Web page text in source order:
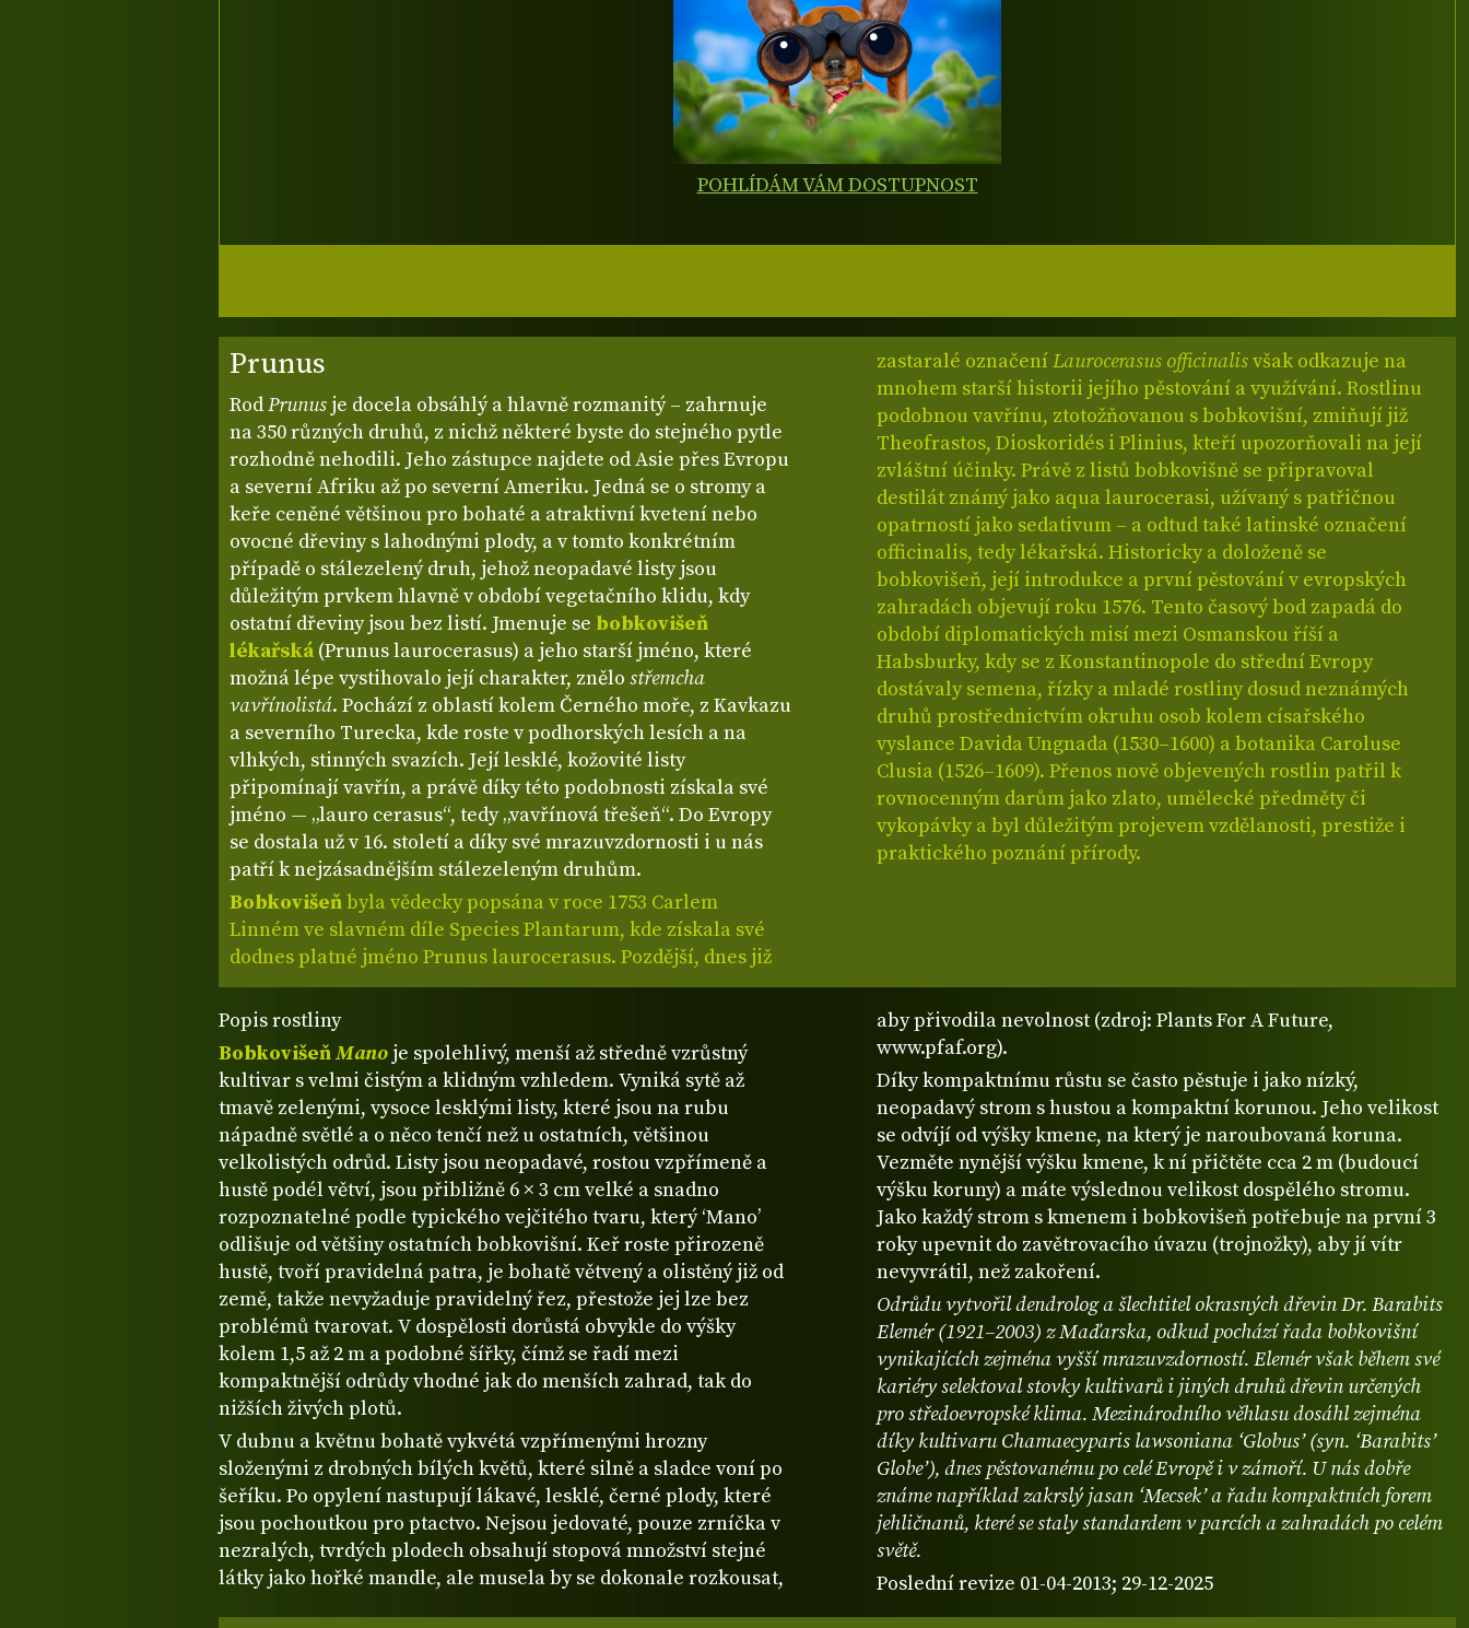
Prunus
RodPrunus je docela obsáhlý a hlavně rozmanitý – zahrnuje
na 350 různých druhů, z nichž některé byste do stejného pytle
rozhodně nehodili. Jeho zástupce najdete od Asie přes Evropu
a severní Afriku až po severní Ameriku. Jedná se o stromy a
keře ceněné většinou pro bohaté a atraktivní kvetení nebo
ovocné dřeviny s lahodnými plody, a v tomto konkrétním
případě o stálezelený druh, jehož neopadavé listy jsou
důležitým prvkem hlavně v období vegetačního klidu, kdy
ostatní dřeviny jsou bez listí. Jmenuje se bobkovišeň
lékařská (Prunus laurocerasus) a jeho starší jméno, které
možná lépe vystihovalo její charakter, znělo střemcha
vavřínolistá. Pochází z oblastí kolem Černého moře, z Kavkazu
a severního Turecka, kde roste v podhorských lesích a na
vlhkých, stinných svazích. Její lesklé, kožovité listy
připomínají vavřín, a právě díky této podobnosti získala své
jméno — „lauro cerasus“, tedy „vavřínová třešeň“. Do Evropy
se dostala už v 16. století a díky své mrazuvzdornosti i u nás
patří k nejzásadnějším stálezeleným druhům.
Bobkovišeňbyla vědecky popsána v roce 1753 Carlem
Linném ve slavném díle Species Plantarum, kde získala své
dodnes platné jméno Prunus laurocerasus. Pozdější, dnes již
zastaralé označeníLaurocerasus officinalisvšak odkazuje na
mnohem starší historii jejího pěstování a využívání. Rostlinu
podobnou vavřínu, ztotožňovanou s bobkovišní, zmiňují již
Theofrastos, Dioskoridés i Plinius, kteří upozorňovali na její
zvláštní účinky. Právě z listů bobkovišně se připravoval
destilát známý jako aqua laurocerasi, užívaný s patřičnou
opatrností jako sedativum – a odtud také latinské označení
officinalis, tedy lékařská. Historicky a doloženě se
bobkovišeň, její introdukce a první pěstování v evropských
zahradách objevují roku 1576. Tento časový bod zapadá do
období diplomatických misí mezi Osmanskou říší a
Habsburky, kdy se z Konstantinopole do střední Evropy
dostávaly semena, řízky a mladé rostliny dosud neznámých
druhů prostřednictvím okruhu osob kolem císařského
vyslance Davida Ungnada (1530–1600) a botanika Caroluse
Clusia (1526–1609). Přenos nově objevených rostlin patřil k
rovnocenným darům jako zlato, umělecké předměty či
vykopávky a byl důležitým projevem vzdělanosti, prestiže i
praktického poznání přírody.
Popis rostliny
BobkovišeňMano je spolehlivý, menší až středně vzrůstný
kultivar s velmi čistým a klidným vzhledem. Vyniká sytě až
tmavě zelenými, vysoce lesklými listy, které jsou na rubu
nápadně světlé a o něco tenčí než u ostatních, většinou
velkolistých odrůd. Listy jsou neopadavé, rostou vzpřímeně a
hustě podél větví, jsou přibližně 6 × 3 cm velké a snadno
rozpoznatelné podle typického vejčitého tvaru, který ‘Mano’
odlišuje od většiny ostatních bobkovišní. Keř roste přirozeně
hustě, tvoří pravidelná patra, je bohatě větvený a olistěný již od
země, takže nevyžaduje pravidelný řez, přestože jej lze bez
problémů tvarovat. V dospělosti dorůstá obvykle do výšky
kolem 1,5 až 2 m a podobné šířky, čímž se řadí mezi
kompaktnější odrůdy vhodné jak do menších zahrad, tak do
nižších živých plotů.
V dubnu a květnu bohatě vykvétá vzpřímenými hrozny
složenými z drobných bílých květů, které silně a sladce voní po
šeříku. Po opylení nastupují lákavé, lesklé, černé plody, které
jsou pochoutkou pro ptactvo. Nejsou jedovaté, pouze zrníčka v
nezralých, tvrdých plodech obsahují stopová množství stejné
látky jako hořké mandle, ale musela by se dokonale rozkousat,
aby přivodila nevolnost (zdroj: Plants For A Future,
www.pfaf.org).
Díky kompaktnímu růstu se často pěstuje i jako nízký,
neopadavý strom s hustou a kompaktní korunou. Jeho velikost
se odvíjí od výšky kmene, na který je naroubovaná koruna.
Vezměte nynější výšku kmene, k ní přičtěte cca 2 m (budoucí
výšku koruny) a máte výslednou velikost dospělého stromu.
Jako každý strom s kmenem i bobkovišeň potřebuje na první 3
roky upevnit do zavětrovacího úvazu (trojnožky), aby jí vítr
nevyvrátil, než zakoření.
Odrůdu vytvořil dendrolog a šlechtitel okrasných dřevin Dr. Barabits
Elemér (1921–2003) z Maďarska, odkud pochází řada bobkovišní
vynikajících zejména vyšší mrazuvzdorností. Elemér však během své
kariéry selektoval stovky kultivarů i jiných druhů dřevin určených
pro středoevropské klima. Mezinárodního věhlasu dosáhl zejména
díky kultivaru Chamaecyparis lawsoniana ‘Globus’ (syn. ‘Barabits’
Globe’), dnes pěstovanému po celé Evropě i v zámoří. U nás dobře
známe například zakrslý jasan ‘Mecsek’ a řadu kompaktních forem
jehličnanů, které se staly standardem v parcích a zahradách po celém
světě.
Poslední revize 01-04-2013; 29-12-2025
POHLÍDÁM VÁM DOSTUPNOST